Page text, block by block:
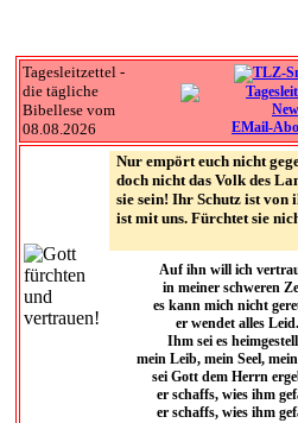
Tagesleitzettel -
die tägliche
Bibellese vom
08.08.2026
EMail-
Nur empört euch nicht
doch nicht das Volk des
sie sein! Ihr Schutz ist von
ist mit uns. Fürchtet sie
Auf ihn will ich
in meiner schweren
es kann mich nicht
er wendet alles Leid.
Ihm sei es
mein Leib, mein Seel,
sei Gott dem Herrn
er schaffs, wies ihm
er schaffs, wies ihm